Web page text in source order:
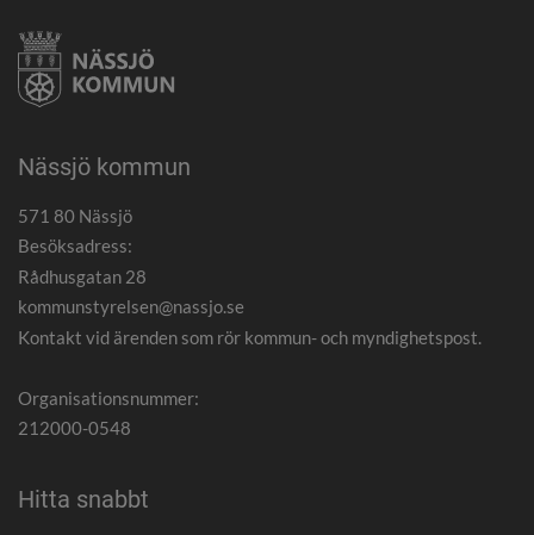
Nässjö kommun
571 80 Nässjö
Besöksadress:
Rådhusgatan 28
kommunstyrelsen@nassjo.se
Kontakt vid ärenden som rör kommun- och myndighetspost.
Organisationsnummer:
212000-0548
Hitta snabbt